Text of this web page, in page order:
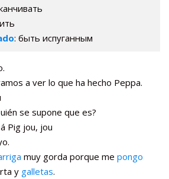
: быть испуганным
a ver lo que ha hecho Peppa.
se supone que es?
Pig jou, jou
muy gorda porque me pongo
y galletas.